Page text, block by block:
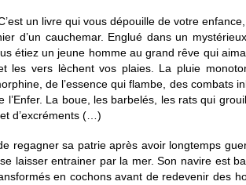
un livre qui vous dépouille de votre
d’un cauchemar. Englué dans un
étiez un jeune homme au grand rêve qui
les vers lèchent vos plaies. La pluie
de l’essence qui flambe, des combats
La boue, les barbelés, les rats qui
d’excréments (…)
regagner sa patrie après avoir longtemps
laisser entrainer par la mer. Son navire est
en cochons avant de redevenir des